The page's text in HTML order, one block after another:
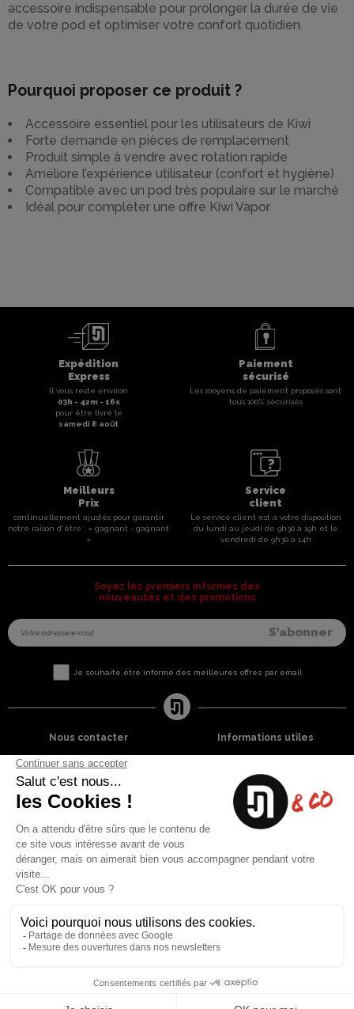
accessoire indispensable pour prolonger la durée de vie
de votre pod et optimiser votre confort quotidien.
Pourquoi proposer ce produit ?
Accessoire essentiel pour les utilisateurs de Kiwi
Forte demande en pièces de remplacement
Produit simple à vendre avec rotation rapide
Améliore l’expérience utilisateur (confort et hygiène)
Compatible avec un pod très populaire sur le marché
Idéal pour compléter une offre Kiwi Vapor
Expédition
Express
Il vous reste environ
03h - 42m - 16s
pour être livré le
samedi 8 août
Paiement
sécurisé
Les moyens de paiement proposés sont
tous 100% sécurisés
Meilleurs
Prix
continuellement ajustés pour garantir
notre raison d'être : « gagnant - gagnant
»
Service
client
Le service client est a votre disposition
du lundi au jeudi de 9h30 à 19h et le
vendredi de 9h30 à 14h
Soyez les premiers informés des
nouveautés et des promotions
Je souhaite être informé des meilleures offres par email
Nous contacter
8 rue du capitaine Jean Croisa
13009 Marseille
+33 (0)4 91 07 41 16
Facebook Instagram
Informations utiles
Garantie satisfaction
Paiement sécurisé
Plan du site
Blog
Nos produits
Meilleures ventes
Liste des marques
Fiches de sécurité
A propos
Contactez-nous